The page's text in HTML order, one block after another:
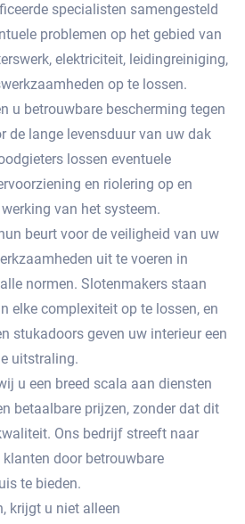
specialisten samengesteld
problemen op het gebied van
elektriciteit, leidingreiniging,
op te lossen.
u betrouwbare bescherming tegen
de lange levensduur van uw dak
lossen eventuele
en riolering op en
van het systeem.
beurt voor de veiligheid van uw
uit te voeren in
normen. Slotenmakers staan
elke complexiteit op te lossen, en
stukadoors geven uw interieur een
uitstraling.
u een breed scala aan diensten
betaalbare prijzen, zonder dat dit
Ons bedrijf streeft naar
door betrouwbare
te bieden.
krijgt u niet alleen